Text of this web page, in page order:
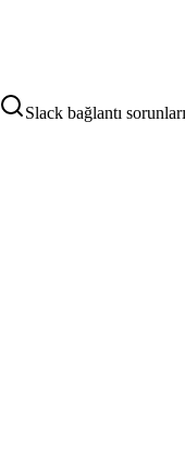
Slack bağlantı sorunları